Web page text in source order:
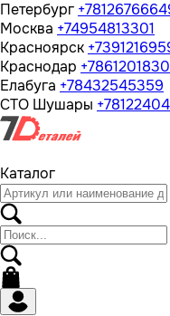
Петербург
Москва +74954813301
Красноярск
Краснодар
Елабуга +78432545359
СТО Шушары
Каталог